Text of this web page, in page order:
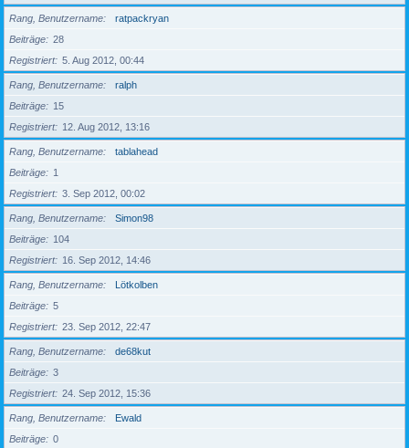
Rang, Benutzername
ratpackryan
Beiträge
28
Registriert
5. Aug 2012, 00:44
Rang, Benutzername
ralph
Beiträge
15
Registriert
12. Aug 2012, 13:16
Rang, Benutzername
tablahead
Beiträge
1
Registriert
3. Sep 2012, 00:02
Rang, Benutzername
Simon98
Beiträge
104
Registriert
16. Sep 2012, 14:46
Rang, Benutzername
Lötkolben
Beiträge
5
Registriert
23. Sep 2012, 22:47
Rang, Benutzername
de68kut
Beiträge
3
Registriert
24. Sep 2012, 15:36
Rang, Benutzername
Ewald
Beiträge
0